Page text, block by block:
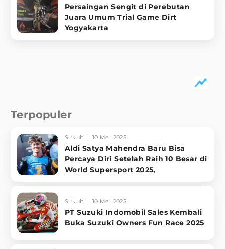
Persaingan Sengit di Perebutan
Juara Umum Trial Game Dirt
Yogyakarta
Terpopuler
Sirkuit 10 Mei 2025
Aldi Satya Mahendra Baru Bisa
Percaya Diri Setelah Raih 10 Besar di
World Supersport 2025,
Sirkuit 10 Mei 2025
PT Suzuki Indomobil Sales Kembali
Buka Suzuki Owners Fun Race 2025